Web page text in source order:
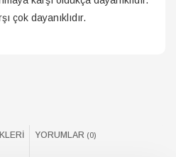
çok dayanıklıdır.
YORUMLAR (0)